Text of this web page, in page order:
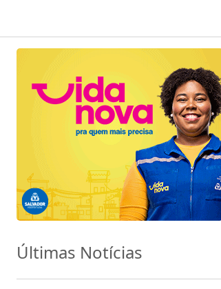
Últimas Notícias